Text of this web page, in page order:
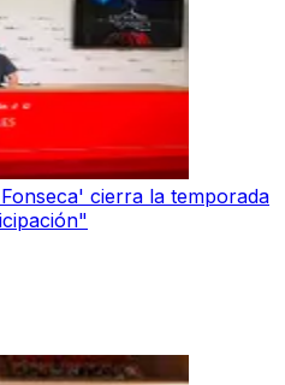
cierra la temporada